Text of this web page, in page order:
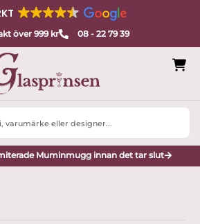
över 999 kr 08 - 22 79 39
Muminmugg innan det tar slut